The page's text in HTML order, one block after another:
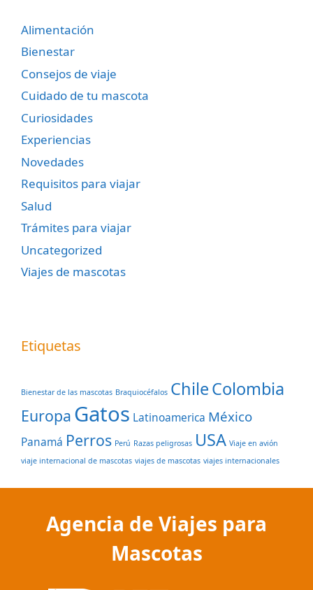
Alimentación
Bienestar
Consejos de viaje
Cuidado de tu mascota
Curiosidades
Experiencias
Novedades
Requisitos para viajar
Salud
Trámites para viajar
Uncategorized
Viajes de mascotas
Etiquetas
Bienestar de las mascotas Braquiocéfalos ChileColombia
Europa Gatos Latinoamerica México
Panamá Perros Perú Razas peligrosas USA Viaje en avión
viaje internacional de mascotas viajes de mascotas viajes internacionales
Agencia de Viajes para
Mascotas